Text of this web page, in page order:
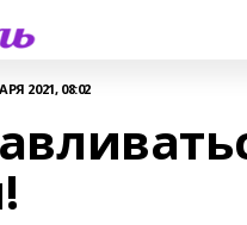
2021, 08:02